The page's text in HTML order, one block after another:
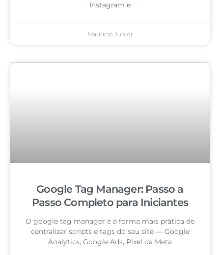
Instagram e
Mauricio Junior
Google Tag Manager: Passo a
Passo Completo para Iniciantes
O google tag manager é a forma mais prática de
centralizar scripts e tags do seu site — Google
Analytics, Google Ads, Pixel da Meta